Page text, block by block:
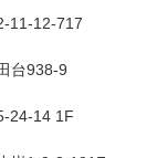
11-12-717
台938-9
24-14 1F